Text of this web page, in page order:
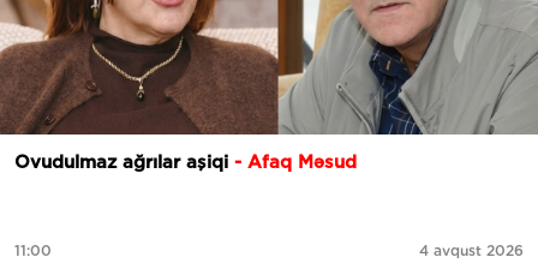
Ovudulmaz ağrılar aşiqi - Afaq Məsud
11:00 4 avqust 2026